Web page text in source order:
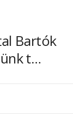
Bartók
t…